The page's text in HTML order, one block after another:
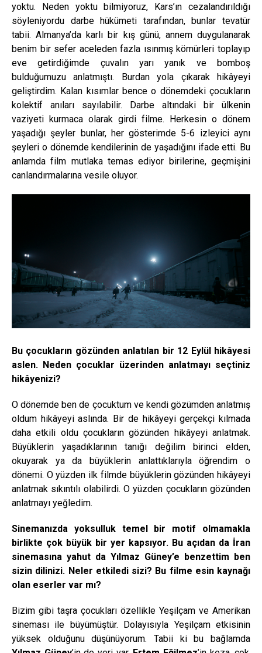
yoktu. Neden yoktu bilmiyoruz, Kars’ın cezalandırıldığı
söyleniyordu darbe hükümeti tarafından, bunlar tevatür
tabii. Almanya’da karlı bir kış günü, annem duygulanarak
benim bir sefer aceleden fazla ısınmış kömürleri toplayıp
eve getirdiğimde çuvalın yarı yanık ve bomboş
bulduğumuzu anlatmıştı. Burdan yola çıkarak hikâyeyi
geliştirdim. Kalan kısımlar bence o dönemdeki çocukların
kolektif anıları sayılabilir. Darbe altındaki bir ülkenin
vaziyeti kurmaca olarak girdi filme. Herkesin o dönem
yaşadığı şeyler bunlar, her gösterimde 5-6 izleyici aynı
şeyleri o dönemde kendilerinin de yaşadığını ifade etti. Bu
anlamda film mutlaka temas ediyor birilerine, geçmişini
canlandırmalarına vesile oluyor.
Bu çocukların gözünden anlatılan bir 12 Eylül hikâyesi
aslen. Neden çocuklar üzerinden anlatmayı seçtiniz
hikâyenizi?
O dönemde ben de çocuktum ve kendi gözümden anlatmış
oldum hikâyeyi aslında. Bir de hikâyeyi gerçekçi kılmada
daha etkili oldu çocukların gözünden hikâyeyi anlatmak.
Büyüklerin yaşadıklarının tanığı değilim birinci elden,
okuyarak ya da büyüklerin anlattıklarıyla öğrendim o
dönemi. O yüzden ilk filmde büyüklerin gözünden hikâyeyi
anlatmak sıkıntılı olabilirdi. O yüzden çocukların gözünden
anlatmayı yeğledim.
Sinemanızda yoksulluk temel bir motif olmamakla
birlikte çok büyük bir yer kapsıyor. Bu açıdan da İran
sinemasına yahut da Yılmaz Güney’e benzettim ben
sizin dilinizi. Neler etkiledi sizi? Bu filme esin kaynağı
olan eserler var mı?
Bizim gibi taşra çocukları özellikle Yeşilçam ve Amerikan
sineması ile büyümüştür. Dolayısıyla Yeşilçam etkisinin
yüksek olduğunu düşünüyorum. Tabii ki bu bağlamda